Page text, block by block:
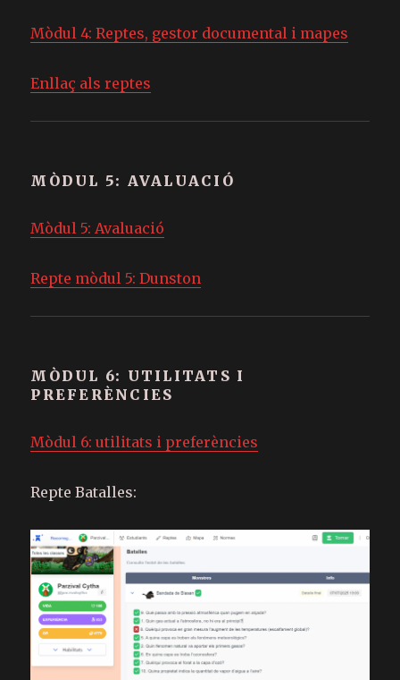
Mòdul 4: Reptes, gestor documental i mapes
Enllaç als reptes
MÒDUL 5: AVALUACIÓ
Mòdul 5: Avaluació
Repte mòdul 5: Dunston
MÒDUL 6: UTILITATS I
PREFERÈNCIES
Mòdul 6: utilitats i preferències
Repte Batalles: